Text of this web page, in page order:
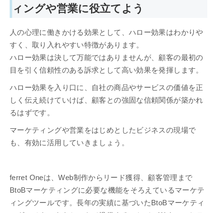
ィングや営業に役立てよう
人の心理に働きかける効果として、ハロー効果はわかりや
すく、取り入れやすい特徴があります。
ハロー効果は決して万能ではありませんが、顧客の最初の
目を引く信頼性のある訴求として高い効果を発揮します。
ハロー効果を入り口に、自社の商品やサービスの価値を正
しく伝え続けていけば、顧客との強固な信頼関係が築かれ
るはずです。
マーケティングや営業をはじめとしたビジネスの現場で
も、有効に活用していきましょう。
ferret Oneは、Web制作からリード獲得、顧客管理まで
BtoBマーケティングに必要な機能をそろえているマーケテ
ィングツールです。長年の実績に基づいたBtoBマーケティ